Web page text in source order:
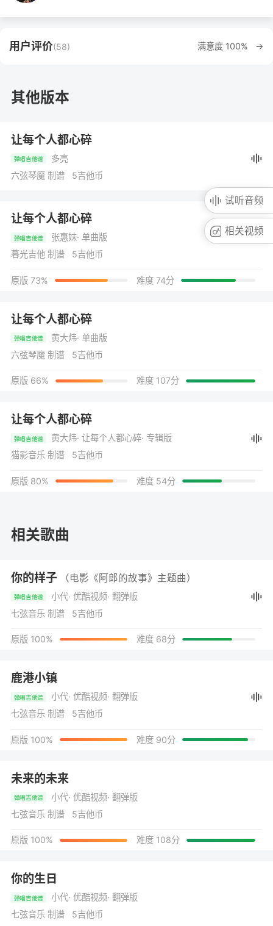
满意度 100% →
用户评价(58)
其他版本
让每个人都心碎
弹唱吉他谱
多亮
六弦琴魔 制谱 5吉他币
让每个人都心碎
弹唱吉他谱 张惠妹· 单曲版
暮光吉他 制谱 5吉他币
原版 73% 难度 74分
让每个人都心碎
弹唱吉他谱 黄大炜· 单曲版
六弦琴魔 制谱 5吉他币
原版 66% 难度 107分
让每个人都心碎
弹唱吉他谱 黄大炜· 让每个人都心碎· 专辑版
猫影音乐 制谱 5吉他币
原版 80% 难度 54分
相关歌曲
你的样子 （电影《阿郎的故事》主题曲）
弹唱吉他谱 小代· 优酷视频· 翻弹版
七弦音乐 制谱 5吉他币
原版 100% 难度 68分
鹿港小镇
弹唱吉他谱 小代· 优酷视频· 翻弹版
七弦音乐 制谱 5吉他币
原版 100% 难度 90分
未来的未来
弹唱吉他谱 小代· 优酷视频· 翻弹版
七弦音乐 制谱 5吉他币
原版 100% 难度 108分
你的生日
弹唱吉他谱 小代· 优酷视频· 翻弹版
七弦音乐 制谱 5吉他币
试听音频
相关视频